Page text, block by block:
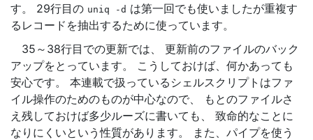
す。 29行目の uniq -d は第一回でも使いましたが重複す
るレコードを抽出するために使っています。
35～38行目での更新では、 更新前のファイルのバック
アップをとっています。 こうしておけば、何かあっても
安心です。 本連載で扱っているシェルスクリプトはファ
イル操作のためのものが中心なので、 もとのファイルさ
え残しておけば多少ルーズに書いても、 致命的なことに
なりにくいという性質があります。 また、パイプを使う